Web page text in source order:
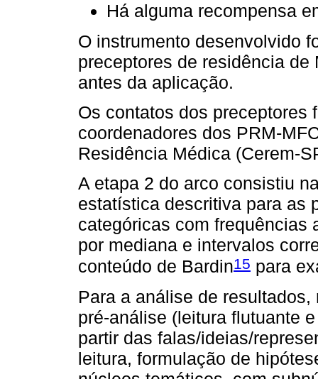
Há alguma recompensa
O instrumento desenvolvido
preceptores de residência
antes da aplicação.
Os contatos dos preceptores
coordenadores dos PRM-
Residência Médica (Cerem-
A etapa 2 do arco consistiu
estatística descritiva para as
categóricas com frequências
por mediana e intervalos
conteúdo de Bardin15 para
Para a análise de
pré-análise (leitura flutuante
partir das falas/ideias/
leitura, formulação de